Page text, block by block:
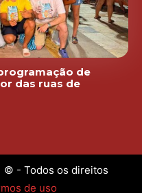
de
das ruas de
© - Todos os direitos
de uso